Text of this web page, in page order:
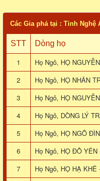
Các Gia phả tại : Tỉnh Nghệ
STT Dòng họ
1
Họ Ngô, HỌ
2
Họ Ngô, HỌ NHÂN
3
Họ Ngô, HỌ
4
Họ Ngô, DÒNG LÝ
5
Họ Ngô, HỌ NGÔ
6
Họ Ngô, HỌ ĐÔ
7
Họ Ngô, HỌ HẠ